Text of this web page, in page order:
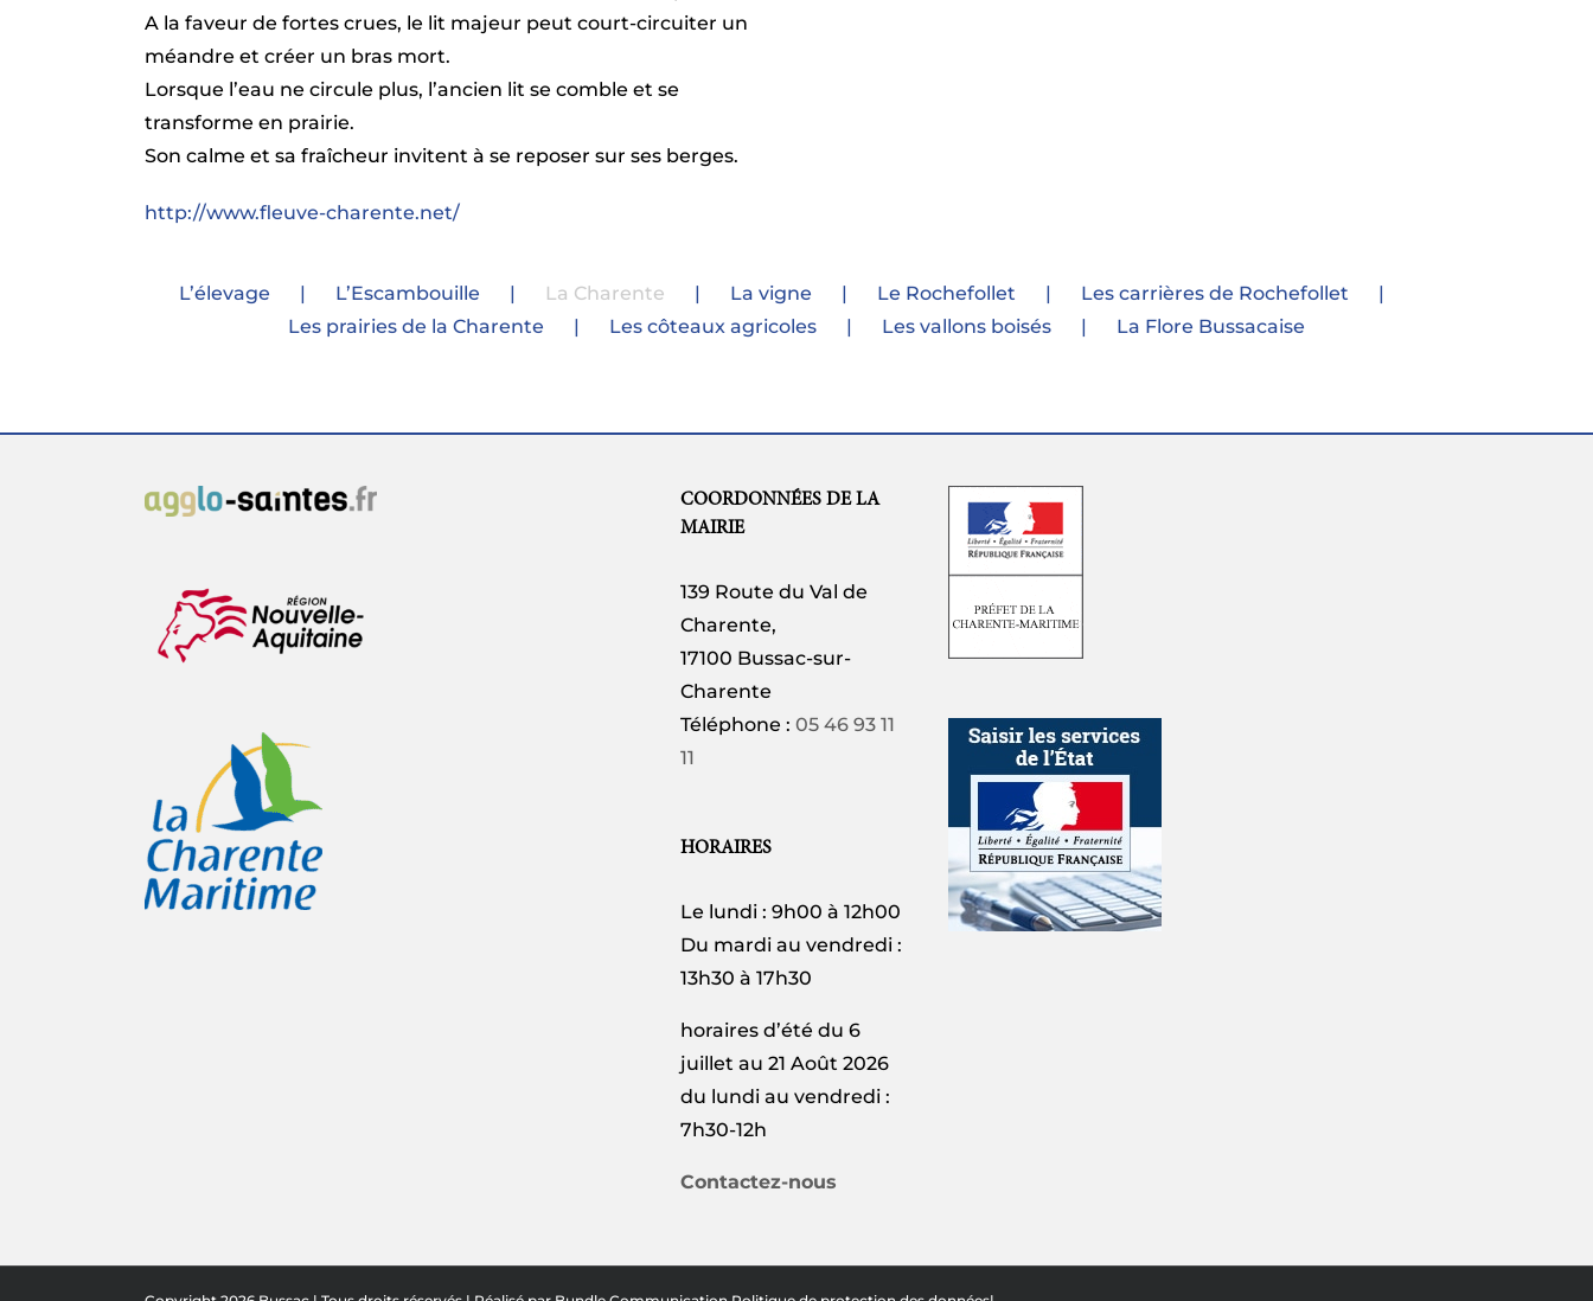
A la faveur de fortes crues, le lit majeur peut court-circuiter un
méandre et créer un bras mort.
Lorsque l’eau ne circule plus, l’ancien lit se comble et se
transforme en prairie.
Son calme et sa fraîcheur invitent à se reposer sur ses berges.
http://www.fleuve-charente.net/
L’élevage L’Escambouille La Charente La vigne Le Rochefollet
Les carrières de Rochefollet
Les prairies de la Charente
Les côteaux agricoles Les vallons boisés La Flore Bussacaise
COORDONNÉES DE LA
MAIRIE
139 Route du Val de
Charente,
17100 Bussac-sur-
Charente
Téléphone : 05 46 93 11
11
HORAIRES
Le lundi : 9h00 à 12h00
Du mardi au vendredi :
13h30 à 17h30
horaires d’été du 6
juillet au 21 Août 2026
du lundi au vendredi :
7h30-12h
Contactez-nous